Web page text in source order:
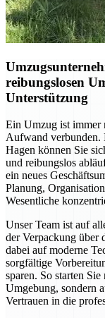
reibungslosen
Unterstützung
Ein Umzug ist immer
Aufwand verbunden.
Hagen können Sie
und reibungslos
ein neues
Planung,
Wesentliche
Unser Team ist auf
der Verpackung über
dabei auf moderne
sorgfältige
sparen. So starten
Umgebung, sondern
Vertrauen in die